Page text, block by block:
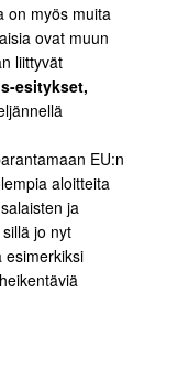
on myös muita
ovat muun
liittyvät
esitykset,
EU:n
aloitteita
ja
jo nyt
esimerkiksi